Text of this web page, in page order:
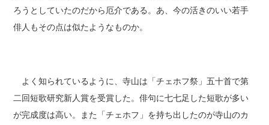
ろうとしていたのだから厄介である。あ、今の活きのいい若手
俳人もその点は似たようなものか。
よく知られているように、寺山は「チェホフ祭」五十首で第
二回短歌研究新人賞を受賞した。俳句に七七足した短歌が多い
が完成度は高い。また「チェホフ」を持ち出したのが寺山のカ